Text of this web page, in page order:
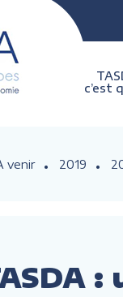
c’est
venir 2019
: